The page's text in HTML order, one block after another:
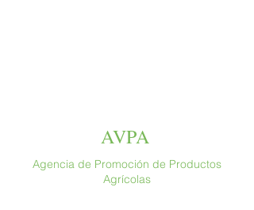
AVPA
Agencia de Promoción de Productos
Agrícolas